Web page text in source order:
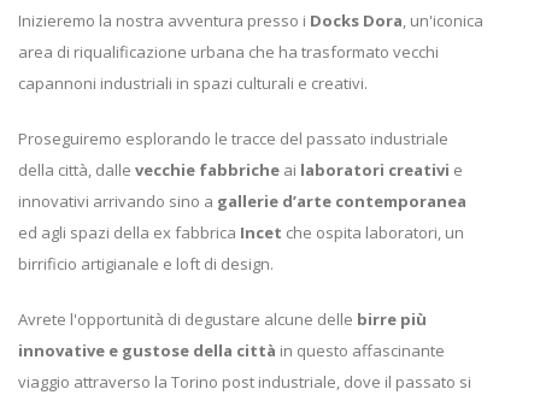
Inizieremo la nostra avventura presso i Docks Dora, un'iconica
area di riqualificazione urbana che ha trasformato vecchi
capannoni industriali in spazi culturali e creativi.
Proseguiremo esplorando le tracce del passato industriale
della città, dalle vecchie fabbriche ai laboratori creativi e
innovativi arrivando sino a gallerie d’arte contemporanea
ed agli spazi della ex fabbrica Incet che ospita laboratori, un
birrificio artigianale e loft di design.
Avrete l'opportunità di degustare alcune delle birre più
innovative e gustose della città in questo affascinante
viaggio attraverso la Torino post industriale, dove il passato si